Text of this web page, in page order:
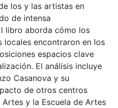
los y las artistas en
de intensa
libro aborda cómo los
locales encontraron en los
espacios clave
El análisis incluye
Casanova y su
de otros centros
y la Escuela de Artes